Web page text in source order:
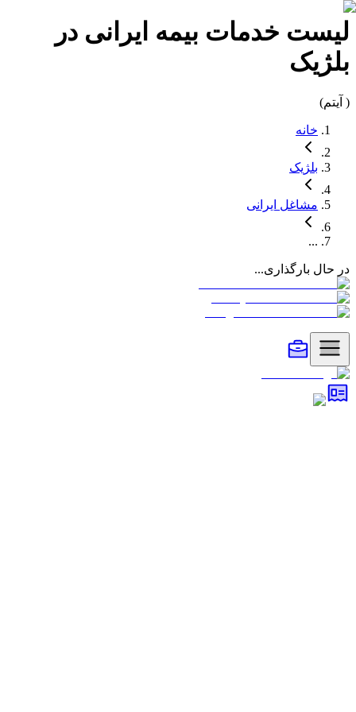
لیست خدمات بیمه ایرانی در
بلژیک
( آیتم)
خانه
بلژیک
مشاغل ایرانی
...
در حال بارگذاری...